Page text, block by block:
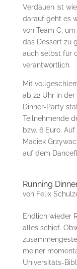
Verdauen ist
darauf geht es
von Team C,
das Dessert zu
auch selbst für
verantwortlich.
Mit
ab 22 Uhr in
Dinner-Party
Teilnehmende
bzw. 6 Euro.
Maciek
auf dem
Running
von Felix
Endlich wieder
alles schief.
meiner
Universitäts-